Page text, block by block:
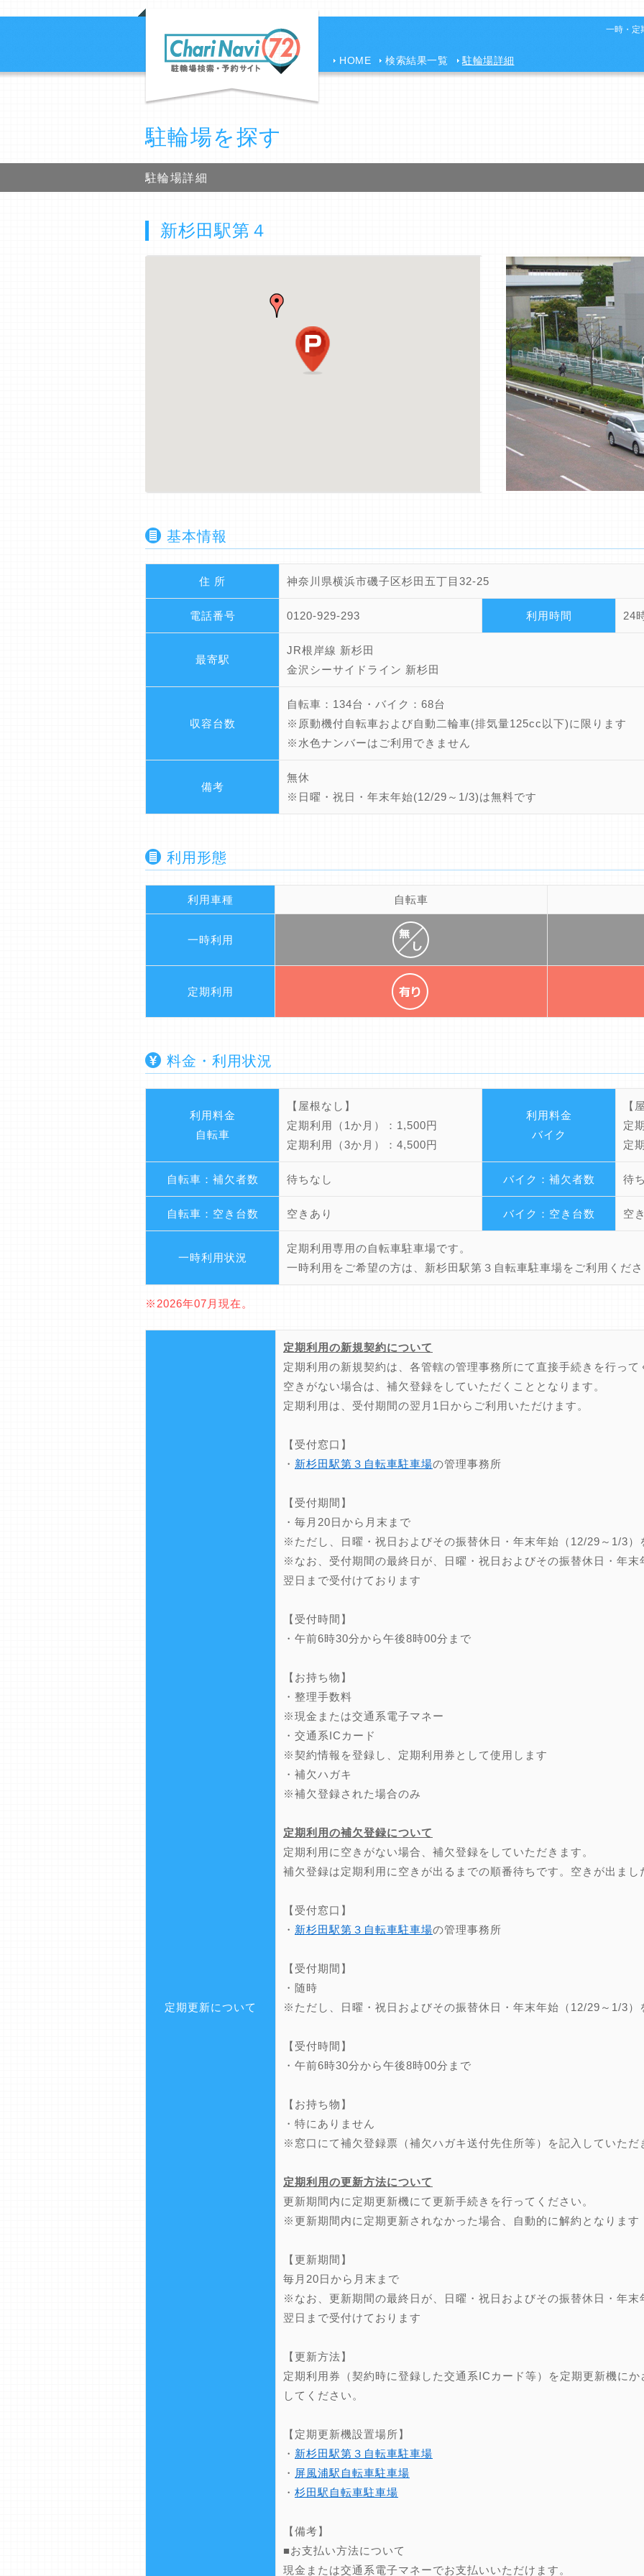
一時・定
HOME 検索結果一覧 駐輪場詳細
駐輪場を探す
駐輪場詳細
新杉田駅第４
基本情報
住 所 神奈川県横浜市磯子区杉田五丁目32-25
電話番号 0120-929-293 利用時間 24
最寄駅
JR根岸線 新杉田
金沢シーサイドライン 新杉田
収容台数
自転車：134台・バイク：68台
※原動機付自転車および自動二輪車(排気量125cc以下)に限ります
※水色ナンバーはご利用できません
備考
無休
※日曜・祝日・年末年始(12/29～1/3)は無料です
利用形態
利用車種 自転車
一時利用
定期利用
料金・利用状況
利用料金
自転車
【屋根なし】
定期利用（1か月）：1,500円
定期利用（3か月）：4,500円
利用料金
バイク
【
定
定
自転車：補欠者数 待ちなし バイク：補欠者数 待
自転車：空き台数 空きあり バイク：空き台数 空
一時利用状況
定期利用専用の自転車駐車場です。
一時利用をご希望の方は、新杉田駅第３自転車駐車場をご利用くだ
※2026年07月現在。
定期更新について
定期利用の新規契約について
定期利用の新規契約は、各管轄の管理事務所にて直接手続きを行って
空きがない場合は、補欠登録をしていただくこととなります。
定期利用は、受付期間の翌月1日からご利用いただけます。
【受付窓口】
・ 新杉田駅第３自転車駐車場の管理事務所
【受付期間】
・毎月20日から月末まで
※ただし、日曜・祝日およびその振替休日・年末年始（12/29～1/3）
※なお、受付期間の最終日が、日曜・祝日およびその振替休日・年
翌日まで受付けております
【受付時間】
・午前6時30分から午後8時00分まで
【お持ち物】
・整理手数料
※現金または交通系電子マネー
・交通系ICカード
※契約情報を登録し、定期利用券として使用します
・補欠ハガキ
※補欠登録された場合のみ
定期利用の補欠登録について
定期利用に空きがない場合、補欠登録をしていただきます。
補欠登録は定期利用に空きが出るまでの順番待ちです。空きが出ま
【受付窓口】
・ 新杉田駅第３自転車駐車場の管理事務所
【受付期間】
・随時
※ただし、日曜・祝日およびその振替休日・年末年始（12/29～1/3）
【受付時間】
・午前6時30分から午後8時00分まで
【お持ち物】
・特にありません
※窓口にて補欠登録票（補欠ハガキ送付先住所等）を記入していただ
定期利用の更新方法について
更新期間内に定期更新機にて更新手続きを行ってください。
※更新期間内に定期更新されなかった場合、自動的に解約となります
【更新期間】
毎月20日から月末まで
※なお、更新期間の最終日が、日曜・祝日およびその振替休日・年
翌日まで受付けております
【更新方法】
定期利用券（契約時に登録した交通系ICカード等）を定期更新機に
してください。
【定期更新機設置場所】
・ 新杉田駅第３自転車駐車場
・ 屏風浦駅自転車駐車場
・ 杉田駅自転車駐車場
【備考】
■お支払い方法について
現金または交通系電子マネーでお支払いいただけます。